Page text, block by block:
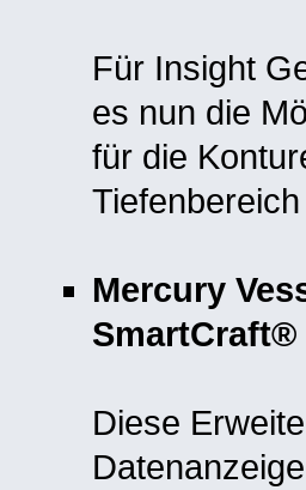
Für Insight
es nun die
für die
Mercury
Diese